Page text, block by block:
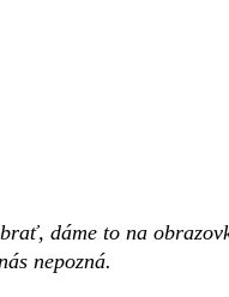
dáme to na
nepozná.